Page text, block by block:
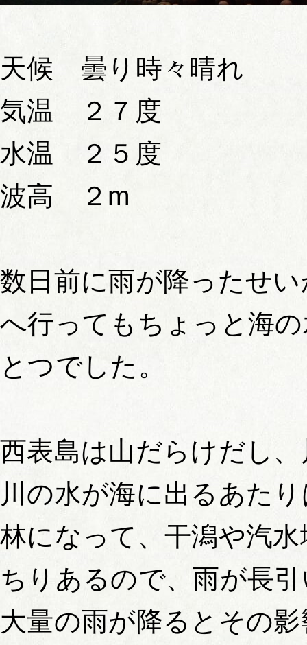
天候 曇り時々晴れ
気温 ２７度
水温 ２５度
波高 ２m
数日前に雨が降ったせ
へ行ってもちょっと海
とつでした。
西表島は山だらけだし
川の水が海に出るあた
林になって、干潟や汽
ちりあるので、雨が長
大量の雨が降るとその